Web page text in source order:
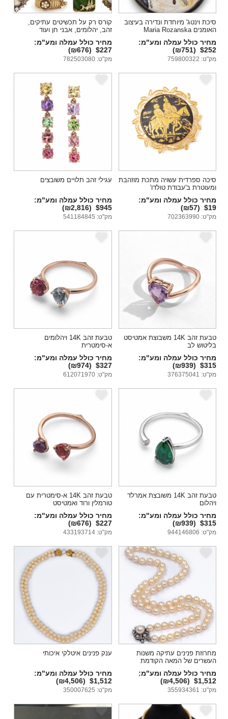
סיכת וינטג' מיוחדת ונדירה בעיצוב
האומנים Maria Rozanska
מחיר כולל עמלה ומע"מ:
$252
(₪751)
מק"ט: 759800322
קורס רק על תכשיטים עתיקים,
זהב, יהלומים, אבני חן ועוד
מחיר כולל עמלה ומע"מ:
$227
(₪676)
מק"ט: 782503080
סיכה ספרדית עשויה מתכת מוזהבת
ומעוטרת ב'עבודת טולדו'
מחיר כולל עמלה ומע"מ:
$19
(₪57)
מק"ט: 702363990
עגילי זהב תלויים משובצים
מחיר כולל עמלה ומע"מ:
$945
(₪2,816)
מק"ט: 541184845
טבעת זהב 14K משבוצת אמטיסט
בליטוש לב
מחיר כולל עמלה ומע"מ:
$315
(₪939)
מק"ט: 376375041
טבעת זהב 14K ויהלומים
א-סימטרית
מחיר כולל עמלה ומע"מ:
$327
(₪974)
מק"ט: 612071970
טבעת זהב 14K משובצת אמרלד
ויהלום
מחיר כולל עמלה ומע"מ:
$315
(₪939)
מק"ט: 944146806
טבעת זהב 14K א-סימטרית עם
טורמלין ורוד ואמטיסט
מחיר כולל עמלה ומע"מ:
$227
(₪676)
מק"ט: 433193714
מחרוזת פנינים עתיקה משנות
העשרים של המאה הקודמת
מחיר כולל עמלה ומע"מ:
$1,512
(₪4,506)
מק"ט: 355934361
ענק פנינים איטלקי איכותי
מחיר כולל עמלה ומע"מ:
$1,512
(₪4,506)
מק"ט: 350007625
e